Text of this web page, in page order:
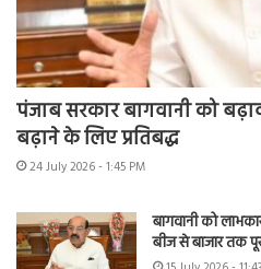
पंजाब सरकार बागवानी को
बढ़ाने के लिए प्रतिबद्ध
24 July 2026 - 1:45 PM
बागवानी को
बीज से बाजार तक